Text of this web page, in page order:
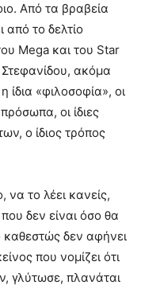
Από τα βραβεία
το δελτίο
Mega και του Star
Στεφανίδου, ακόμα
ίδια «φιλοσοφία», οι
οι ίδιες
ο ίδιος τρόπος
να το λέει κανείς,
δεν είναι όσο θα
καθεστώς δεν αφήνει
που νομίζει ότι
γλύτωσε, πλανάται